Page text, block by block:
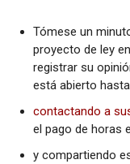
Tómese un
proyecto de ley
registrar su
está abierto
contactando a
el pago de horas
y compartiendo